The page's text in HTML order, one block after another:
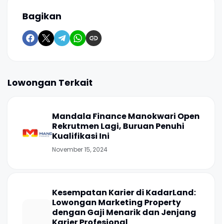
Bagikan
Lowongan Terkait
Mandala Finance Manokwari Open
Rekrutmen Lagi, Buruan Penuhi
Kualifikasi Ini
November 15, 2024
Kesempatan Karier di KadarLand:
Lowongan Marketing Property
dengan Gaji Menarik dan Jenjang